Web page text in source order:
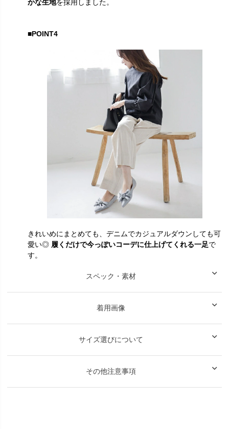
かな生地を採用しました。
■POINT4
きれいめにまとめても、デニムでカジュアルダウンしても可
愛い◎ 履くだけで今っぽいコーデに仕上げてくれる一足で
す。
スペック・素材
着用画像
サイズ選びについて
その他注意事項